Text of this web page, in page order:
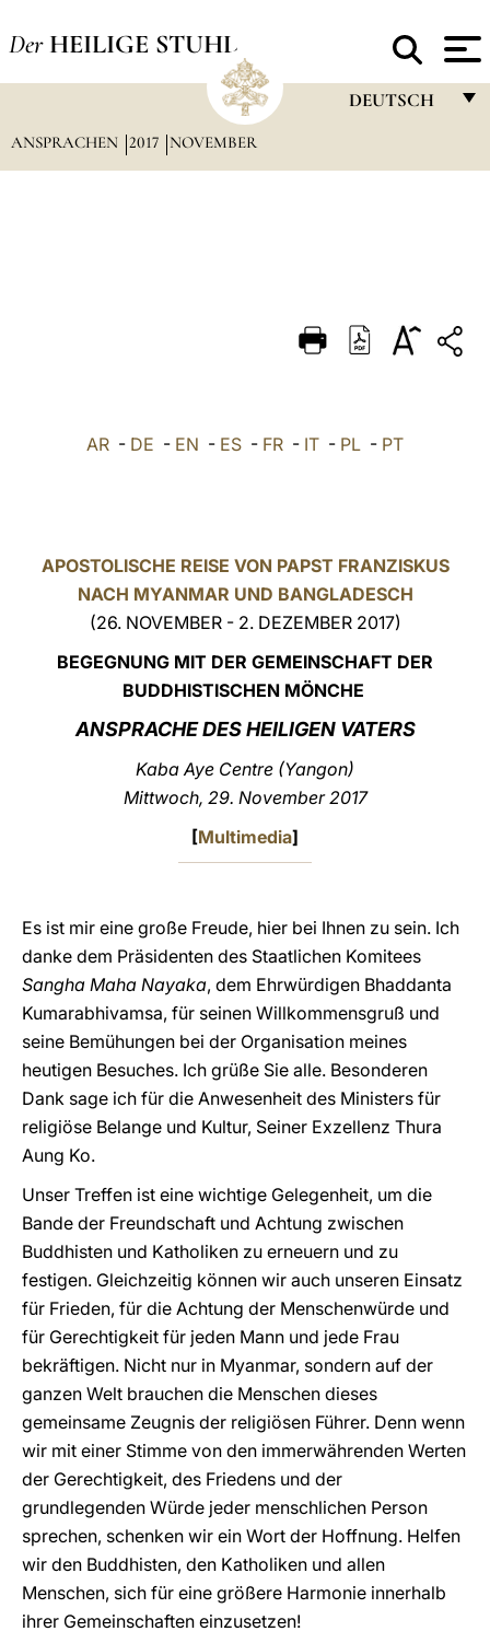
Der HEILIGE STUHL
DEUTSCH
DEUTSCH
العربيّة
ANSPRACHEN 2017 NOVEMBER
AR - DE - EN - ES - FR - IT - PL - PT
APOSTOLISCHE REISE VON PAPST FRANZISKUS
NACH MYANMAR UND BANGLADESCH
(26. NOVEMBER - 2. DEZEMBER 2017)
BEGEGNUNG MIT DER GEMEINSCHAFT DER
BUDDHISTISCHEN MÖNCHE
ANSPRACHE DES HEILIGEN VATERS
Kaba Aye Centre (Yangon)
Mittwoch, 29. November 2017
[Multimedia]
Es ist mir eine große Freude, hier bei Ihnen zu sein. Ich
danke dem Präsidenten des Staatlichen Komitees
Sangha Maha Nayaka, dem Ehrwürdigen Bhaddanta
Kumarabhivamsa, für seinen Willkommensgruß und
seine Bemühungen bei der Organisation meines
heutigen Besuches. Ich grüße Sie alle. Besonderen
Dank sage ich für die Anwesenheit des Ministers für
religiöse Belange und Kultur, Seiner Exzellenz Thura
Aung Ko.
Unser Treffen ist eine wichtige Gelegenheit, um die
Bande der Freundschaft und Achtung zwischen
Buddhisten und Katholiken zu erneuern und zu
festigen. Gleichzeitig können wir auch unseren Einsatz
für Frieden, für die Achtung der Menschenwürde und
für Gerechtigkeit für jeden Mann und jede Frau
bekräftigen. Nicht nur in Myanmar, sondern auf der
ganzen Welt brauchen die Menschen dieses
gemeinsame Zeugnis der religiösen Führer. Denn wenn
wir mit einer Stimme von den immerwährenden Werten
der Gerechtigkeit, des Friedens und der
grundlegenden Würde jeder menschlichen Person
sprechen, schenken wir ein Wort der Hoffnung. Helfen
wir den Buddhisten, den Katholiken und allen
Menschen, sich für eine größere Harmonie innerhalb
ihrer Gemeinschaften einzusetzen!